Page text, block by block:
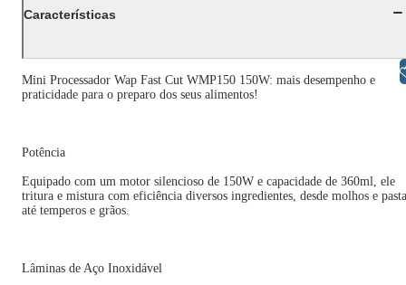
Características
Mini Processador Wap Fast Cut WMP150 150W: mais desempenho e
praticidade para o preparo dos seus alimentos!
Potência
Equipado com um motor silencioso de 150W e capacidade de 360ml, ele
tritura e mistura com eficiência diversos ingredientes, desde molhos e
até temperos e grãos.
Lâminas de Aço Inoxidável